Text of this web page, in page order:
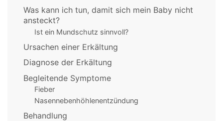
Was kann ich tun, damit sich mein Baby nicht
ansteckt?
Ist ein Mundschutz sinnvoll?
Ursachen einer Erkältung
Diagnose der Erkältung
Begleitende Symptome
Fieber
Nasennebenhöhlenentzündung
Behandlung